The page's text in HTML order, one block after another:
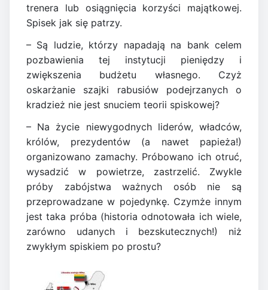
trenera lub osiągnięcia korzyści majątkowej.
Spisek jak się patrzy.
– Są ludzie, którzy napadają na bank celem
pozbawienia tej instytucji pieniędzy i
zwiększenia budżetu własnego. Czyż
oskarżanie szajki rabusiów podejrzanych o
kradzież nie jest snuciem teorii spiskowej?
– Na życie niewygodnych liderów, władców,
królów, prezydentów (a nawet papieża!)
organizowano zamachy. Próbowano ich otruć,
wysadzić w powietrze, zastrzelić. Zwykle
próby zabójstwa ważnych osób nie są
przeprowadzane w pojedynkę. Czymże innym
jest taka próba (historia odnotowała ich wiele,
zarówno udanych i bezskutecznych!) niż
zwykłym spiskiem po prostu?